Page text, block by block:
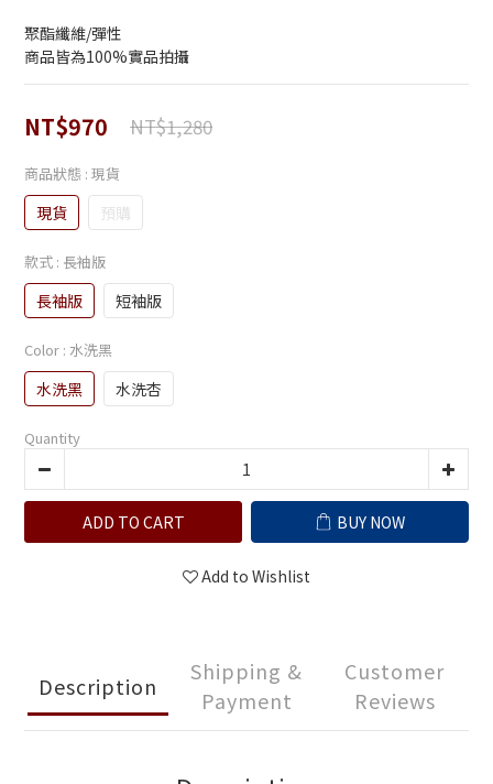
聚酯纖維/彈性
商品皆為100%實品拍攝
NT$970 NT$1,280
商品狀態 : 現貨
現貨 預購
款式 : 長袖版
長袖版 短袖版
Color : 水洗黑
水洗黑 水洗杏
Quantity
ADD TO CART BUY NOW
Add to Wishlist
Description
Shipping &
Payment
Customer
Reviews